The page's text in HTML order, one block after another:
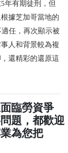
年有期徒刑，但
據芝加哥當地的
任，再次顯示被
人和背景較為複
還精彩的還原這
臨勞資爭
題，都歡迎
為您把